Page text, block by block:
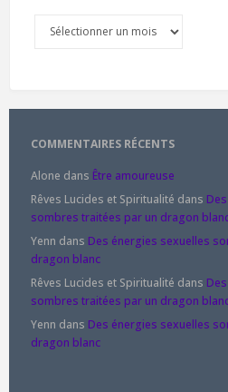
COMMENTAIRES RÉCENTS
Alone dans Être amoureuse
Rêves Lucides et Spiritualité dans
sombres traitées par un dragon
Yenn dans Des énergies sexuelles
dragon blanc
Rêves Lucides et Spiritualité dans
sombres traitées par un dragon
Yenn dans Des énergies sexuelles
dragon blanc